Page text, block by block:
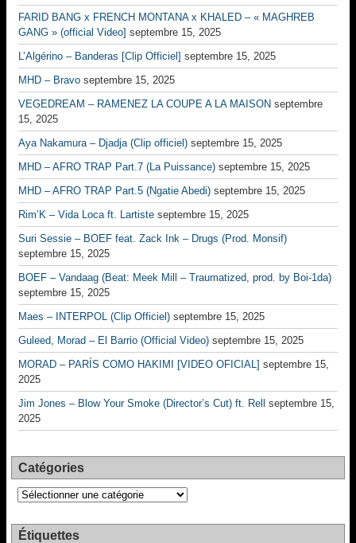
FARID BANG x FRENCH MONTANA x KHALED – « MAGHREB
GANG » (official Video] septembre 15, 2025
L’Algérino – Banderas [Clip Officiel] septembre 15, 2025
MHD – Bravo septembre 15, 2025
VEGEDREAM – RAMENEZ LA COUPE A LA MAISON septembre
15, 2025
Aya Nakamura – Djadja (Clip officiel) septembre 15, 2025
MHD – AFRO TRAP Part.7 (La Puissance) septembre 15, 2025
MHD – AFRO TRAP Part.5 (Ngatie Abedi) septembre 15, 2025
Rim’K – Vida Loca ft. Lartiste septembre 15, 2025
Suri Sessie – BOEF feat. Zack Ink – Drugs (Prod. Monsif)
septembre 15, 2025
BOEF – Vandaag (Beat: Meek Mill – Traumatized, prod. by Boi-1da)
septembre 15, 2025
Maes – INTERPOL (Clip Officiel) septembre 15, 2025
Guleed, Morad – El Barrio (Official Video) septembre 15, 2025
MORAD – PARÍS COMO HAKIMI [VIDEO OFICIAL] septembre 15,
2025
Jim Jones – Blow Your Smoke (Director’s Cut) ft. Rell
septembre 15,
2025
Catégories
Catégories
Étiquettes